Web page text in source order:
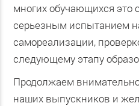
многих обучающихся это
серьезным испытанием
самореализации,
следующему этапу
Продолжаем
наших выпускников и